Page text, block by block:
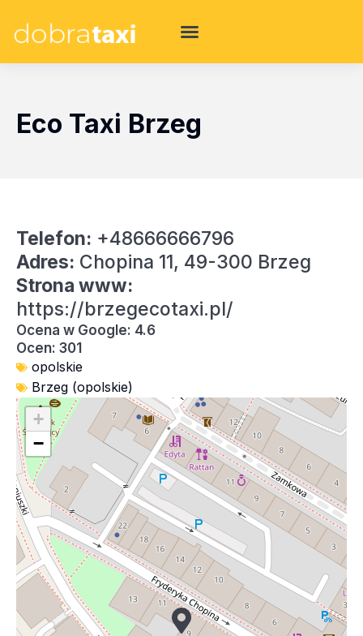
Eco Taxi Brzeg
Telefon: +48666666796
Adres: Chopina 11, 49-300 Brzeg
Strona www:
https://brzegecotaxi.pl/
Ocena w Google: 4.6
Ocen: 301
opolskie
Brzeg (opolskie)
+
−